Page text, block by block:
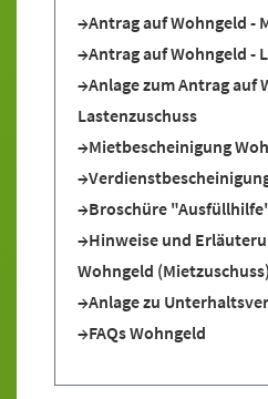
Antrag auf Wohngeld -
Antrag auf Wohngeld -
Anlage zum Antrag auf
Lastenzuschuss
Mietbescheinigung
Broschüre
Hinweise und
Wohngeld (Mietzuschuss)
Anlage zu
FAQs Wohngeld